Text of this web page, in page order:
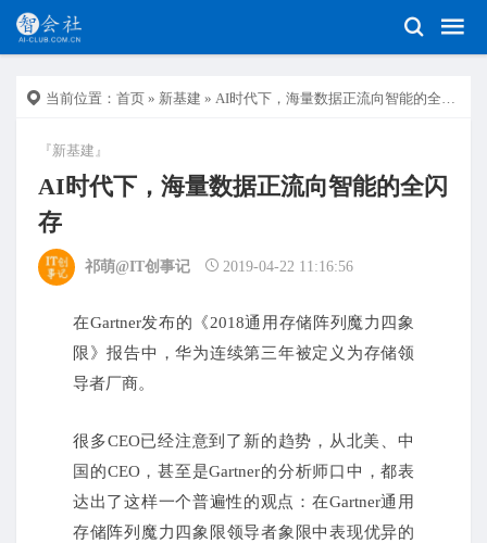
当前位置： 首页 » 新基建 » AI时代下，海量数据正流向智能的全闪存
『新基建』
AI时代下，海量数据正流向智能的全闪
存
祁萌@IT创事记 2019-04-22 11:16:56
在Gartner发布的《2018通用存储阵列魔力四象
限》报告中，华为连续第三年被定义为存储领
导者厂商。
很多CEO已经注意到了新的趋势，从北美、中
国的CEO，甚至是Gartner的分析师口中，都表
达出了这样一个普遍性的观点：在Gartner通用
存储阵列魔力四象限领导者象限中表现优异的